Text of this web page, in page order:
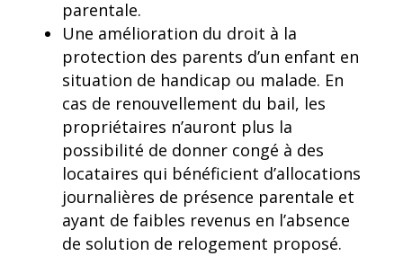
parentale.
Une amélioration du droit à la
protection des parents d’un enfant en
situation de handicap ou malade. En
cas de renouvellement du bail, les
propriétaires n’auront plus la
possibilité de donner congé à des
locataires qui bénéficient d’allocations
journalières de présence parentale et
ayant de faibles revenus en l’absence
de solution de relogement proposé.